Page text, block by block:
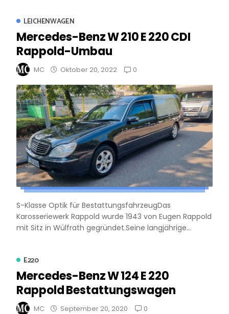
LEICHENWAGEN
Mercedes-Benz W 210 E 220 CDI
Rappold-Umbau
MC Oktober 20, 2022 0
S-Klasse Optik für BestattungsfahrzeugDas
Karosseriewerk Rappold wurde 1943 von Eugen Rappold
mit Sitz in Wülfrath gegründet.Seine langjährige...
E220
Mercedes-Benz W 124 E 220
Rappold Bestattungswagen
MC September 20, 2020 0